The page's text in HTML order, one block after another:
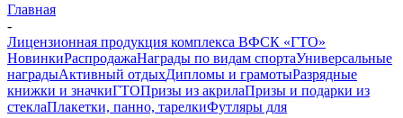
Главная
-
Лицензионная продукция комплекса ВФСК «ГТО»
НовинкиРаспродажаНаграды по видам спортаУниверсальные
наградыАктивный отдыхДипломы и грамотыРазрядные
книжки и значкиГТОПризы из акрилаПризы и подарки из
стеклаПлакетки, панно, тарелкиФутляры для